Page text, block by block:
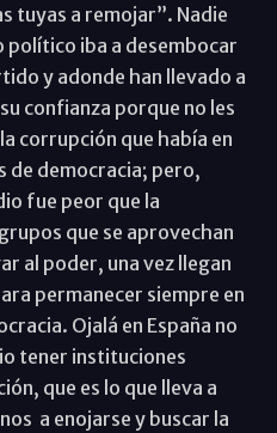
tuyas a remojar”. Nadie
político iba a desembocar
y adonde han llevado a
confianza porque no les
corrupción que había en
de democracia; pero,
fue peor que la
que se aprovechan
al poder, una vez llegan
permanecer siempre en
Ojalá en España no
tener instituciones
que es lo que lleva a
a enojarse y buscar la